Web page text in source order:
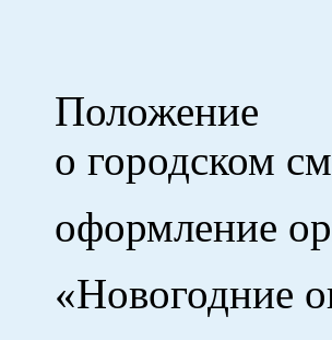
Положение
о городском
оформление
«Новогодние